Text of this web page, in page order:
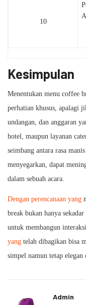
10
Kesimpulan
Menentukan menu coffee
perhatian khusus, apalagi
undangan, dan anggaran
hotel, maupun layanan
seimbang antara rasa
menyegarkan, dapat
dalam sebuah acara.
Dengan perencanaan yang
break bukan hanya
untuk membangun
yang telah dibagikan bisa
simpel namun tetap elegan
Admin